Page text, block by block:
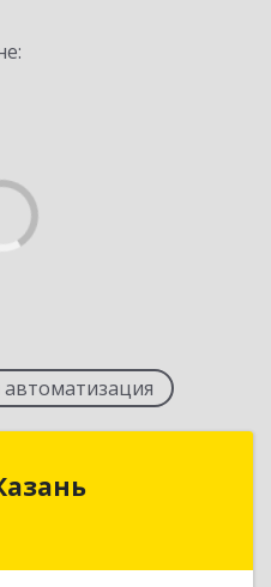
автоматизация
Казань г, Ямашева пр-